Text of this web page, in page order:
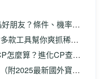
？條件、機率全解析！
幫你爽抓稀有寶可夢！
進化CP查詢？一文全解！
國外寶可夢好友代碼網站）